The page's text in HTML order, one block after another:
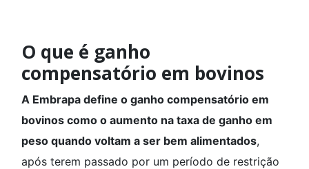
O que é ganho
compensatório em bovinos
A Embrapa define o ganho compensatório em
bovinos como o aumento na taxa de ganho em
peso quando voltam a ser bem alimentados,
após terem passado por um período de restrição